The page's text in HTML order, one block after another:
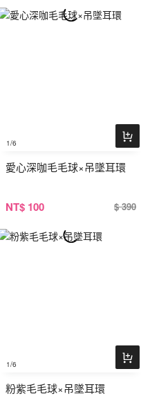
1/6
愛心深咖毛毛球×吊墜耳環
NT$ 100 $ 390
1/6
粉紫毛毛球×吊墜耳環